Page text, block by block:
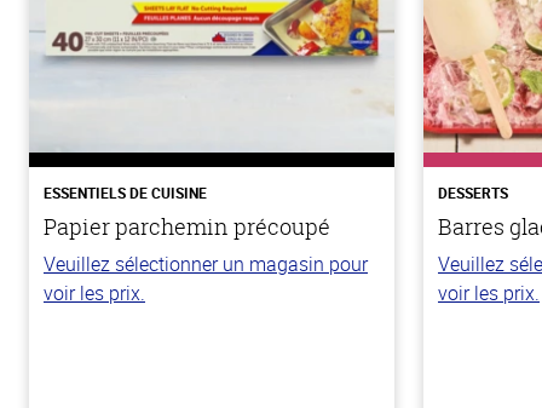
ESSENTIELS DE CUISINE
Papier parchemin précoupé
Veuillez sélectionner un magasin pour
voir les prix.
DESSERTS
Barres
Veuillez
voir les prix.